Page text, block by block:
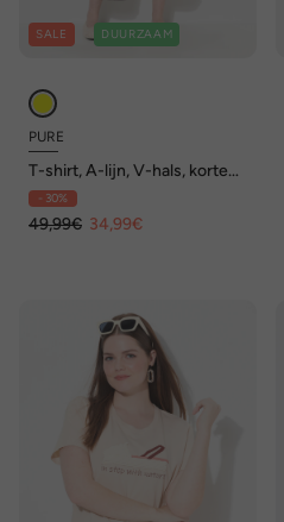
SALE DUURZAAM
PURE
T-shirt, A-lijn, V-hals, korte
mouwen, biologisch katoen
- 30%
49,99€ 34,99€